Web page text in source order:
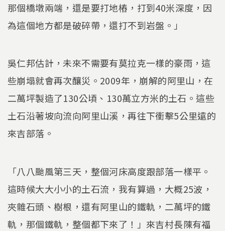
那個橋墩兩端，還是要打地樁，打到40米深度，因
為這個地方都是破碎帶，還打不到岩盤。」
吳仁邦估計，未來不需要有莫拉克一樣的豪雨，這
些崩塌就會再次釀災。2009年，崩解的阿里山，在
二萬坪製造了130公頃、130萬立方米的土石。這些
土石沿著坡向流向阿里山溪，再往下衝擊5公里遠的
來吉部落。
「八八颱風第三天，整個河床高度跟部落一樣平。
這時候大大小小的土石流，我有算過，大概25波，
夾雜石頭、樹根，還有阿里山的鐵軌，二萬坪的鐵
軌，那個鐵軌，整個都下來了！」來吉村長陳有福